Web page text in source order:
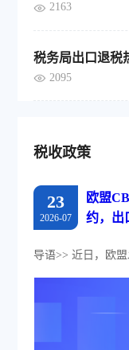
2163
税务局出口退税
2095
税收政策
23
2026-07
欧盟
约，出
导语>> 近日，欧